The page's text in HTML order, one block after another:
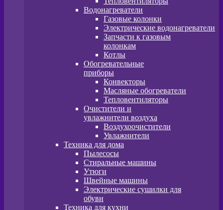
Водонагреватели
Газовые колонки
Электрические водонагреватели
Запчасти к газовым
колонкам
Котлы
Обогревательные
приборы
Конвекторы
Масляные обогреватели
Тепловентиляторы
Очистители и
увлажнители воздуха
Воздухоочистители
Увлажнители
Техника для дома
Пылесосы
Стиральные машины
Утюги
Швейные машины
Электрические сушилки для
обуви
Техника для кухни